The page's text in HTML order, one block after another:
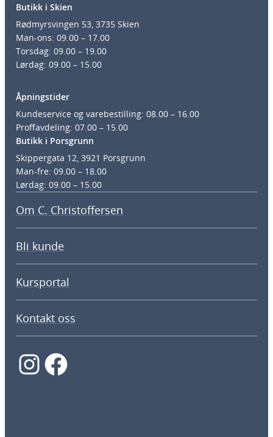
Butikk i Skien
Rødmyrsvingen 53, 3735 Skien
Man-ons: 09.00 – 17.00
Torsdag: 09.00 – 19.00
Lørdag: 09.00 – 15.00
Åpningstider
Kundeservice og varebestilling: 08.00 – 16.00
Proffavdeling: 07.00 – 15.00
Butikk i Porsgrunn
Skippergata 12, 3921 Porsgrunn
Man-fre: 09.00 – 18.00
Lørdag: 09.00 – 15.00
Om C. Christoffersen
Bli kunde
Kursportal
Kontakt oss
InstagramFacebook